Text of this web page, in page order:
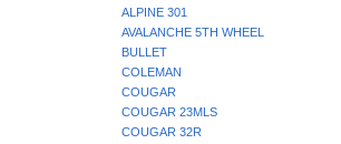
ALPINE 301
AVALANCHE 5TH WHEEL
BULLET
COLEMAN
COUGAR
COUGAR 23MLS
COUGAR 32R